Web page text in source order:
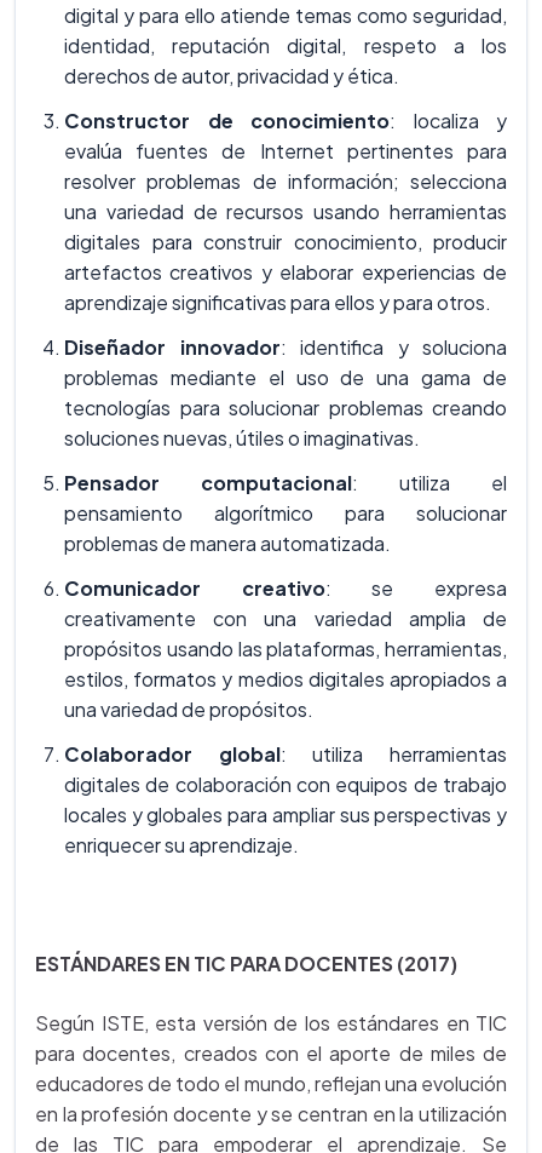
digital y para ello atiende temas como seguridad,
identidad, reputación digital, respeto a los
derechos de autor, privacidad y ética.
Constructor de conocimiento: localiza y
evalúa fuentes de Internet pertinentes para
resolver problemas de información; selecciona
una variedad de recursos usando herramientas
digitales para construir conocimiento, producir
artefactos creativos y elaborar experiencias de
aprendizaje significativas para ellos y para otros.
Diseñador innovador: identifica y soluciona
problemas mediante el uso de una gama de
tecnologías para solucionar problemas creando
soluciones nuevas, útiles o imaginativas.
Pensador computacional: utiliza el
pensamiento algorítmico para solucionar
problemas de manera automatizada.
Comunicador creativo: se expresa
creativamente con una variedad amplia de
propósitos usando las plataformas, herramientas,
estilos, formatos y medios digitales apropiados a
una variedad de propósitos.
Colaborador global: utiliza herramientas
digitales de colaboración con equipos de trabajo
locales y globales para ampliar sus perspectivas y
enriquecer su aprendizaje.
ESTÁNDARES EN TIC PARA DOCENTES (2017)
Según ISTE, esta versión de los estándares en TIC
para docentes, creados con el aporte de miles de
educadores de todo el mundo, reflejan una evolución
en la profesión docente y se centran en la utilización
de las TIC para empoderar el aprendizaje. Se